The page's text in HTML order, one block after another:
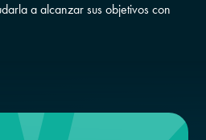
a alcanzar sus objetivos con